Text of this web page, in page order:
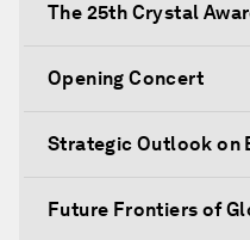
The 25th Crystal
Opening Concert
Strategic Outlook on
Future Frontiers of